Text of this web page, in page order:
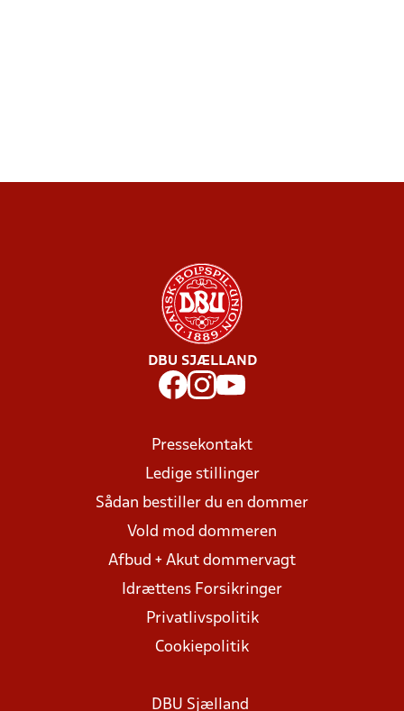
DBU SJÆLLAND
Pressekontakt
Ledige stillinger
Sådan bestiller du en dommer
Vold mod dommeren
Afbud + Akut dommervagt
Idrættens Forsikringer
Privatlivspolitik
Cookiepolitik
DBU Sjælland